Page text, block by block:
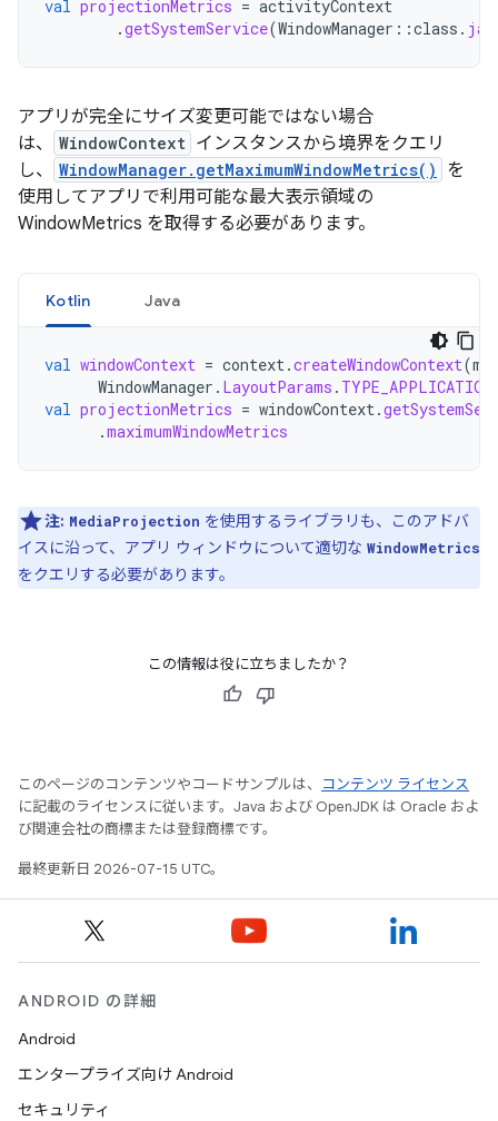
val projectionMetrics = activityContext
.getSystemService(WindowManager ::class .
アプリが完全にサイズ変更可能ではない場合
は、
WindowContext インスタンスから境界をクエリ
し、
WindowManager.getMaximumWindowMetrics()
を
使用してアプリで利用可能な最大表示領域の
WindowMetrics を取得する必要があります。
Kotlin Java
val windowContext = context.createWindowContext(
WindowManager . LayoutParams . TYPE_APPLICATION
val projectionMetrics = windowContext.
.maximumWindowMetrics
注: MediaProjection を使用するライブラリも、このアドバ
イスに沿って、アプリ ウィンドウについて適切な WindowMetrics
をクエリする必要があります。
この情報は役に立ちましたか？
このページのコンテンツやコードサンプルは、
コンテンツ ライセンス
に記載のライセンスに従います。Java および OpenJDK は Oracle およ
び関連会社の商標または登録商標です。
最終更新日 2026-07-15 UTC。
ANDROID の詳細
Android
エンタープライズ向け Android
セキュリティ